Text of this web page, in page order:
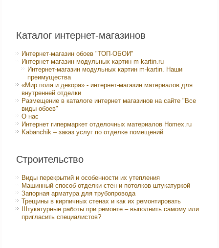
Каталог интернет-магазинов
Интернет-магазин обоев "ТОП-ОБОИ"
Интернет-магазин модульных картин m-kartin.ru
Интернет-магазин модульных картин m-kartin. Наши
преимущества
«Мир пола и декора» - интернет-магазин материалов для
внутренней отделки
Размещение в каталоге интернет магазинов на сайте "Все
виды обоев"
О нас
Интернет гипермаркет отделочных материалов Homex.ru
Kabanchik – заказ услуг по отделке помещений
Строительство
Виды перекрытий и особенности их утепления
Машинный способ отделки стен и потолков штукатуркой
Запорная арматура для трубопровода
Трещины в кирпичных стенах и как их ремонтировать
Штукатурные работы при ремонте – выполнить самому или
пригласить специалистов?